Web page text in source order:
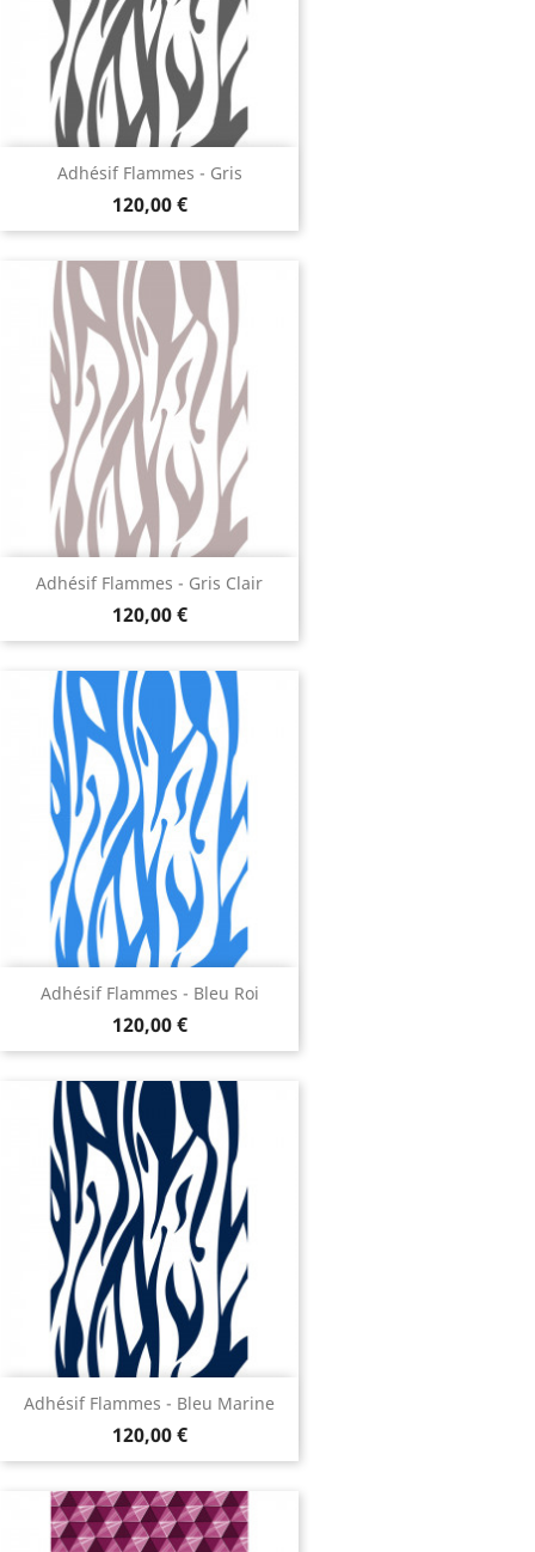
Adhésif Flammes - Gris
120,00 €
Adhésif Flammes - Gris Clair
120,00 €
Adhésif Flammes - Bleu Roi
120,00 €
Adhésif Flammes - Bleu Marine
120,00 €